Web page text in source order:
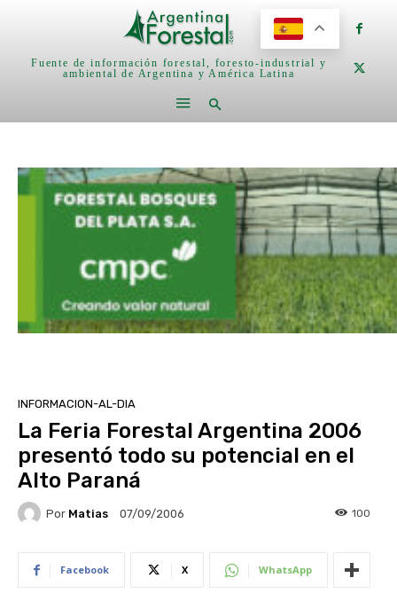
Fuente de información forestal, foresto-industrial y
ambiental de Argentina y América Latina
INFORMACION-AL-DIA
La Feria Forestal Argentina 2006
presentó todo su potencial en el
Alto Paraná
Por Matias 07/09/2006 100
Facebook X WhatsApp